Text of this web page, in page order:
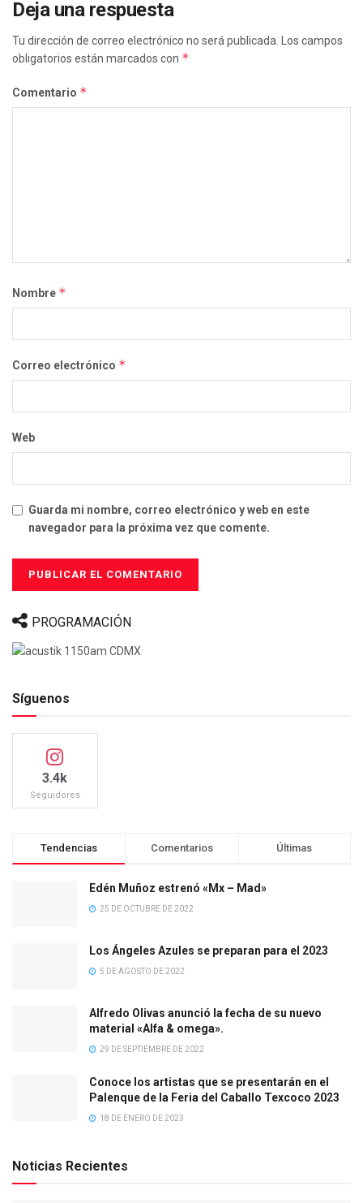
Deja una respuesta
Tu dirección de correo electrónico no será publicada.
Los campos
obligatorios están marcados con *
Comentario *
Nombre *
Correo electrónico *
Web
Guarda mi nombre, correo electrónico y web en este
navegador para la próxima vez que comente.
PROGRAMACIÓN
Síguenos
3.4k
Seguidores
Tendencias Comentarios Últimas
Edén Muñoz estrenó «Mx – Mad»
25 DE OCTUBRE DE 2022
Los Ángeles Azules se preparan para el 2023
5 DE AGOSTO DE 2022
Alfredo Olivas anunció la fecha de su nuevo
material «Alfa & omega».
29 DE SEPTIEMBRE DE 2022
Conoce los artistas que se presentarán en el
Palenque de la Feria del Caballo Texcoco 2023
18 DE ENERO DE 2023
Noticias Recientes